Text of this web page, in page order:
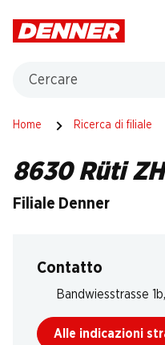
Home Ricerca di filiale
8630 Rüti ZH
Filiale Denner
Contatto
Bandwiesstrasse
Alle indicazioni